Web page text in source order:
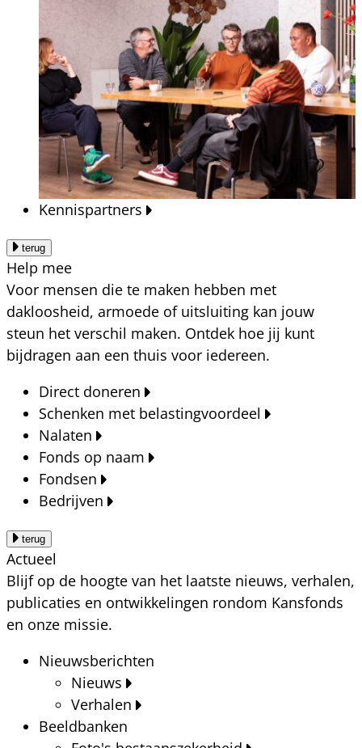
Kennispartners
terug
Help mee
Voor mensen die te maken hebben met
dakloosheid, armoede of uitsluiting kan jouw
steun het verschil maken. Ontdek hoe jij kunt
bijdragen aan een thuis voor iedereen.
Direct doneren
Schenken met belastingvoordeel
Nalaten
Fonds op naam
Fondsen
Bedrijven
terug
Actueel
Blijf op de hoogte van het laatste nieuws, verhalen,
publicaties en ontwikkelingen rondom Kansfonds
en onze missie.
Nieuwsberichten
Nieuws
Verhalen
Beeldbanken